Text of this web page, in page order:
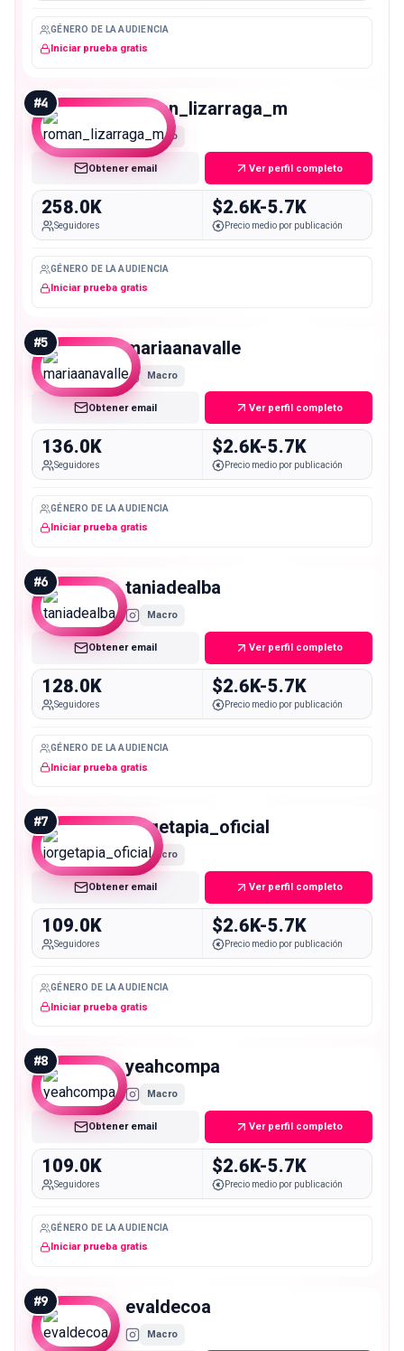
GÉNERO DE LA AUDIENCIA
Iniciar prueba gratis
#4 roman_lizarraga_m
Macro
Obtener email Ver perfil completo
258.0K
Seguidores
$2.6K-5.7K
Precio medio por publicación
GÉNERO DE LA AUDIENCIA
Iniciar prueba gratis
#5 mariaanavalle
Macro
Obtener email Ver perfil completo
136.0K
Seguidores
$2.6K-5.7K
Precio medio por publicación
GÉNERO DE LA AUDIENCIA
Iniciar prueba gratis
#6 taniadealba
Macro
Obtener email Ver perfil completo
128.0K
Seguidores
$2.6K-5.7K
Precio medio por publicación
GÉNERO DE LA AUDIENCIA
Iniciar prueba gratis
#7 jorgetapia_oficial
Macro
Obtener email Ver perfil completo
109.0K
Seguidores
$2.6K-5.7K
Precio medio por publicación
GÉNERO DE LA AUDIENCIA
Iniciar prueba gratis
#8 yeahcompa
Macro
Obtener email Ver perfil completo
109.0K
Seguidores
$2.6K-5.7K
Precio medio por publicación
GÉNERO DE LA AUDIENCIA
Iniciar prueba gratis
#9 evaldecoa
Macro